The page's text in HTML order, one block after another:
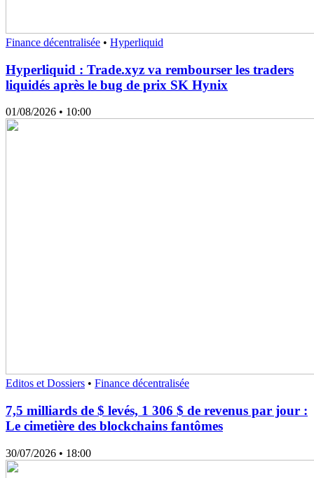
Finance décentralisée • Hyperliquid
Hyperliquid : Trade.xyz va rembourser les traders
liquidés après le bug de prix SK Hynix
01/08/2026 • 10:00
Editos et Dossiers • Finance décentralisée
7,5 milliards de $ levés, 1 306 $ de revenus par jour :
Le cimetière des blockchains fantômes
30/07/2026 • 18:00